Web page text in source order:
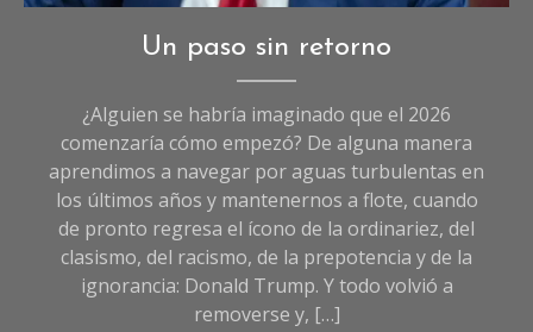
Opinión,
Sociedad
Un paso sin retorno
¿Alguien se habría imaginado que el 2026
comenzaría cómo empezó? De alguna manera
aprendimos a navegar por aguas turbulentas en
los últimos años y mantenernos a flote, cuando
de pronto regresa el ícono de la ordinariez, del
clasismo, del racismo, de la prepotencia y de la
ignorancia: Donald Trump. Y todo volvió a
removerse y, […]